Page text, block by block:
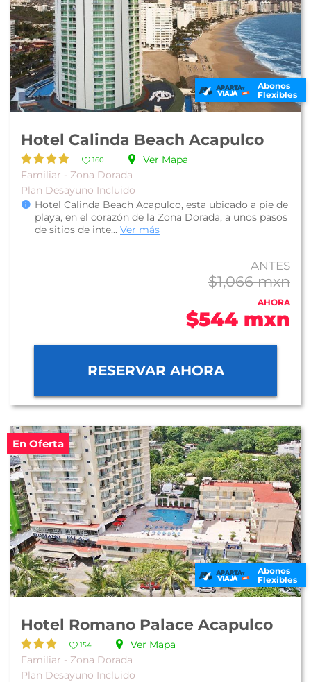
Abonos
Flexibles
Hotel Calinda Beach Acapulco
160
Ver Mapa
Familiar - Zona Dorada
Plan Desayuno Incluido
Hotel Calinda Beach Acapulco, esta ubicado a pie de
playa, en el corazón de la Zona Dorada, a unos pasos
de sitios de inte... Ver más
ANTES
$1,066 mxn
AHORA
$544 mxn
RESERVAR AHORA
En Oferta
Abonos
Flexibles
Hotel Romano Palace Acapulco
154
Ver Mapa
Familiar - Zona Dorada
Plan Desayuno Incluido